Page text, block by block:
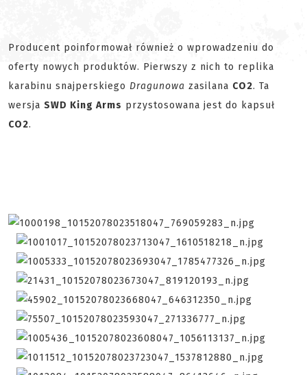
Producent poinformował również o wprowadzeniu do
oferty nowych produktów. Pierwszy z nich to replika
karabinu snajperskiego Dragunowa zasilana CO2. Ta
wersja SWD King Arms przystosowana jest do kapsuł
CO2.